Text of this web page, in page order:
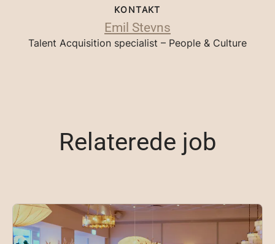
KONTAKT
Emil Stevns
Talent Acquisition specialist – People & Culture
Relaterede job